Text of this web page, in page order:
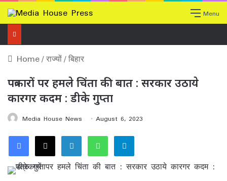
Menu
Home/राज्यों/बिहार
पत्रकारों पर हमले चिंता की बात : सरकार उठाये
कारगर कदम : डीके गुप्ता
Media House News August 6, 2023
Facebook
X LinkedInWhatsAppTelegram